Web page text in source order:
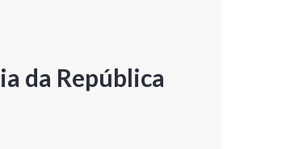
da República